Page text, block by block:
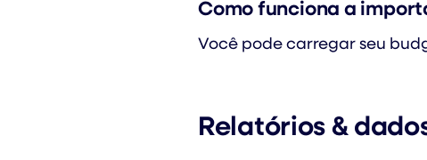
Como funciona a
Você pode carregar seu
Relatórios &